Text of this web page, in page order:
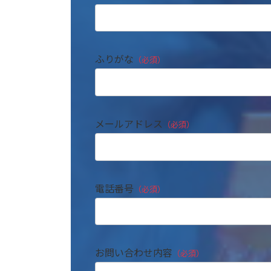
ふりがな （必須）
メールアドレス （必須）
電話番号 （必須）
お問い合わせ内容 （必須）